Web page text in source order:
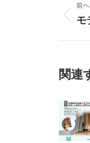
稿
ナ
ビ
ゲ
ー
シ
前へ
前
モ
関連